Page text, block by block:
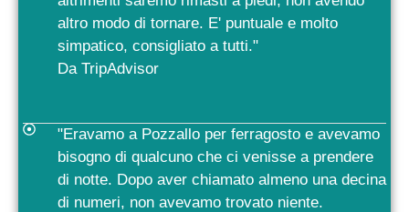
altro modo di tornare. E' puntuale e molto
simpatico, consigliato a tutti."
Da TripAdvisor
"Eravamo a Pozzallo per ferragosto e avevamo
bisogno di qualcuno che ci venisse a prendere
di notte. Dopo aver chiamato almeno una decina
di numeri, non avevamo trovato niente.